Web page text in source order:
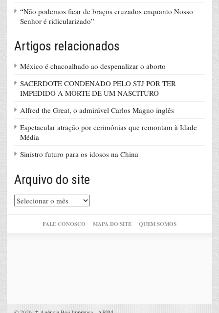
“Não podemos ficar de braços cruzados enquanto Nosso
Senhor é ridicularizado”
Artigos relacionados
México é chacoalhado ao despenalizar o aborto
SACERDOTE CONDENADO PELO STJ POR TER
IMPEDIDO A MORTE DE UM NASCITURO
Alfred the Great, o admirável Carlos Magno inglês
Espetacular atração por cerimônias que remontam à Idade
Média
Sinistro futuro para os idosos na China
Arquivo do site
Arquivo
do
FALE CONOSCO MAPA DO SITE QUEM SOMOS